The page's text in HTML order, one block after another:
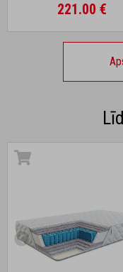
221.00 €